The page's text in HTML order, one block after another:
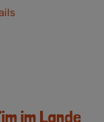
im Lande